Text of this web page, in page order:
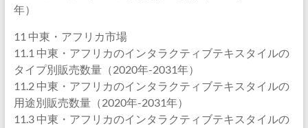
年）
11 中東・アフリカ市場
11.1 中東・アフリカのインタラクティブテキスタイルの
タイプ別販売数量（2020年-2031年）
11.2 中東・アフリカのインタラクティブテキスタイルの
用途別販売数量（2020年-2031年）
11.3 中東・アフリカのインタラクティブテキスタイルの